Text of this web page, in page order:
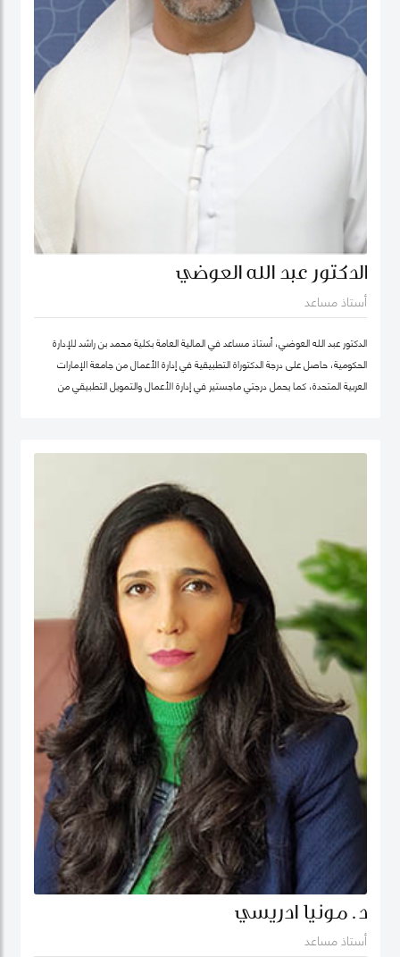
الدكتور عبد الله العوضي
أستاذ مساعد
الدكتور عبد الله العوضي، أستاذ مساعد في المالية العامة بكلية محمد بن راشد للإدارة
الحكومية، حاصل على درجة الدكتوراة التطبيقية في إدارة الأعمال من جامعة الإمارات
العربية المتحدة، كما يحمل درجتي ماجستير في إدارة الأعمال والتمويل التطبيقي من
الدكتور عبدالله، مستشار مالي لديه أكثر من 25 عامًا من الخبرة العملية في مجالات: المالية
والقطاع شبه الحكومي، والقطاع الخاص. كما أ، الدكتور عبد الله مدقق حسابات معتمد،
ووكيل ضرائب، وخبير قضائي، ومحكم.
د. مونيا ادريسي
أستاذ مساعد